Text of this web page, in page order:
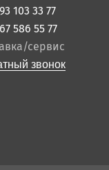
103 33 77
586 55 77
сервис
звонок